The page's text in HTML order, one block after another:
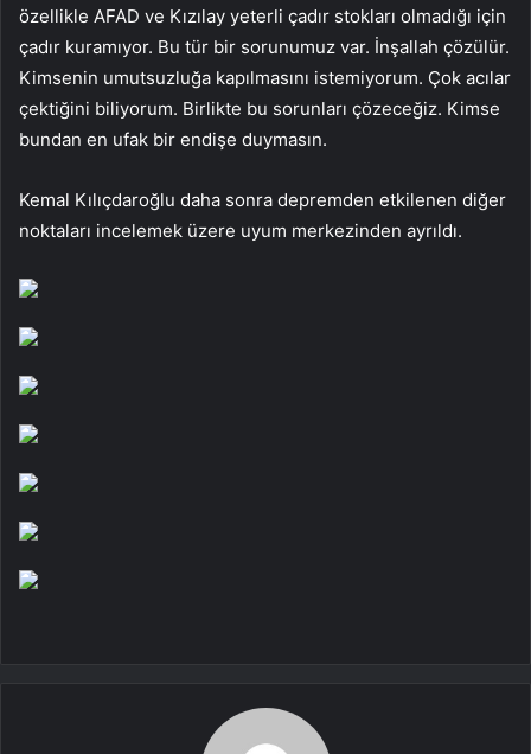
özellikle AFAD ve Kızılay yeterli çadır stokları olmadığı için
çadır kuramıyor. Bu tür bir sorunumuz var. İnşallah çözülür.
Kimsenin umutsuzluğa kapılmasını istemiyorum. Çok acılar
çektiğini biliyorum. Birlikte bu sorunları çözeceğiz. Kimse
bundan en ufak bir endişe duymasın.
Kemal Kılıçdaroğlu daha sonra depremden etkilenen diğer
noktaları incelemek üzere uyum merkezinden ayrıldı.